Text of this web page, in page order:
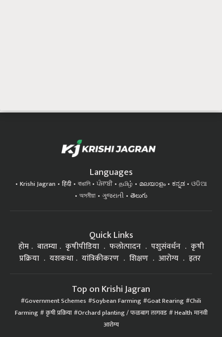
Languages
Krishi Jagran हिंदी বাঙালি ਪੰਜਾਬੀ தமிழ் മലയാളം ಕನ್ನಡ
ଓଡିଆ
অসমীয়া
ગુજરાતી తెలుగు
Quick Links
होम बातम्या कृषीपीडिया फलोत्पादन पशुसंवर्धन
कृषी
प्रक्रिया
यशकथा यांत्रिकीकरण शिक्षण आरोग्य इतर
Top on Krishi Jagran
Government Schemes Soybean Farming Goat Rearing Chili
Farming कृषी प्रक्रिया Orchard planting / फळबाग लागवड Health मानवी
आरोग्य